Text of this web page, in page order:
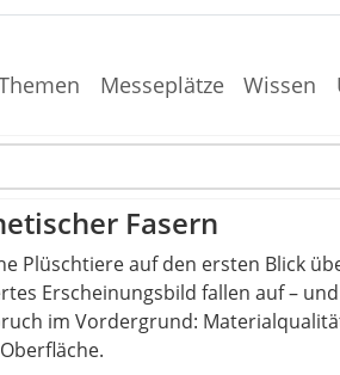
Messeplätze Wissen
Fasern
Plüschtiere auf den ersten Blick
Erscheinungsbild fallen auf –
im Vordergrund: